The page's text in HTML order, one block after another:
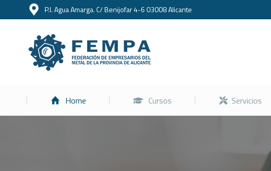
P.I. Agua Amarga. C/ Benijofar 4-6 03008 Alicante
Home Cursos Servicios
Home Cursos